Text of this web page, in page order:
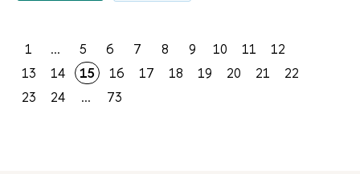
1 ... 5 6 7 8 9 10 11
12
13
14 15 16 17 18 19 20 21
22
23
24 ... 73